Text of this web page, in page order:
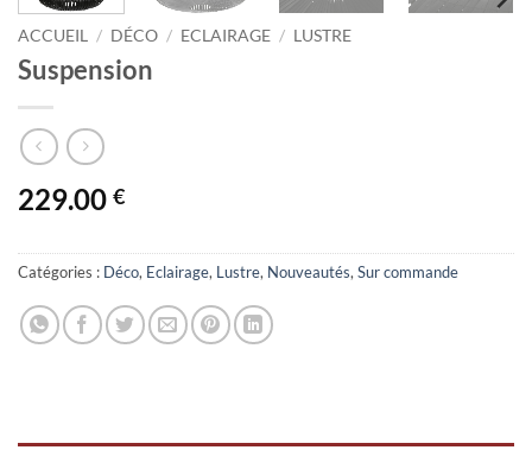
ACCUEIL / DÉCO / ECLAIRAGE / LUSTRE
Suspension
229.00 €
Catégories : Déco, Eclairage, Lustre, Nouveautés, Sur commande